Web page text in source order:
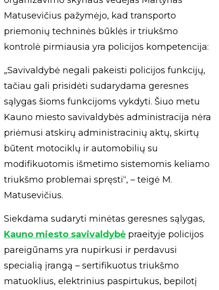
Matusevičius pažymėjo, kad transporto
priemonių techninės būklės ir triukšmo
kontrolė pirmiausia yra policijos kompetencija:
„Savivaldybė negali pakeisti policijos funkcijų,
tačiau gali prisidėti sudarydama geresnes
sąlygas šioms funkcijoms vykdyti. Šiuo metu
Kauno miesto savivaldybės administracija nėra
priėmusi atskirų administracinių aktų, skirtų
būtent motociklų ir automobilių su
modifikuotomis išmetimo sistemomis keliamo
triukšmo problemai spręsti“, – teigė M.
Matusevičius.
Siekdama sudaryti minėtas geresnes sąlygas,
Kauno miesto savivaldybė praeityje policijos
pareigūnams yra nupirkusi ir perdavusi
specialią įrangą – sertifikuotus triukšmo
matuoklius, elektrinius paspirtukus, bepilotį